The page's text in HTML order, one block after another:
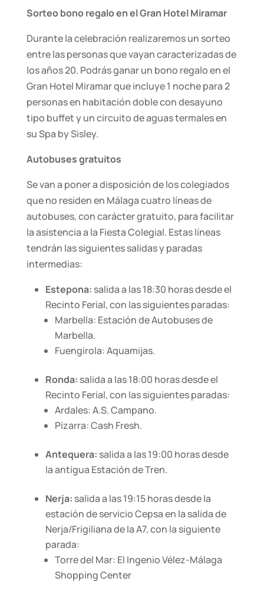
Sorteo bono regalo en el Gran Hotel Miramar
Durante la celebración realizaremos un sorteo
entre las personas que vayan caracterizadas de
los años 20. Podrás ganar un bono regalo en el
Gran Hotel Miramar que incluye 1 noche para 2
personas en habitación doble con desayuno
tipo buffet y un circuito de aguas termales en
su Spa by Sisley.
Autobuses gratuitos
Se van a poner a disposición de los colegiados
que no residen en Málaga cuatro líneas de
autobuses, con carácter gratuito, para facilitar
la asistencia a la Fiesta Colegial. Estas líneas
tendrán las siguientes salidas y paradas
intermedias:
Estepona: salida a las 18:30 horas desde el
Recinto Ferial, con las siguientes paradas:
Marbella: Estación de Autobuses de
Marbella.
Fuengirola: Aquamijas.
Ronda: salida a las 18:00 horas desde el
Recinto Ferial, con las siguientes paradas:
Ardales: A.S. Campano.
Pizarra: Cash Fresh.
Antequera: salida a las 19:00 horas desde
la antigua Estación de Tren.
Nerja: salida a las 19:15 horas desde la
estación de servicio Cepsa en la salida de
Nerja/Frigiliana de la A7, con la siguiente
parada:
Torre del Mar: El Ingenio Vélez-Málaga
Shopping Center